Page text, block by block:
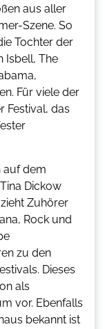
aus aller
Szene. So
Tochter der
Isbell, The
Für viele der
Festival, das
auf dem
Dickow
Zuhörer
Rock und
zu den
Dieses
als
vor. Ebenfalls
bekannt ist